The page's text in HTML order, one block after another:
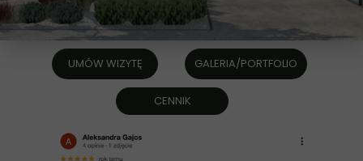
GALERIA/PORTFOLIO
UMÓW WIZYTĘ
CENNIK